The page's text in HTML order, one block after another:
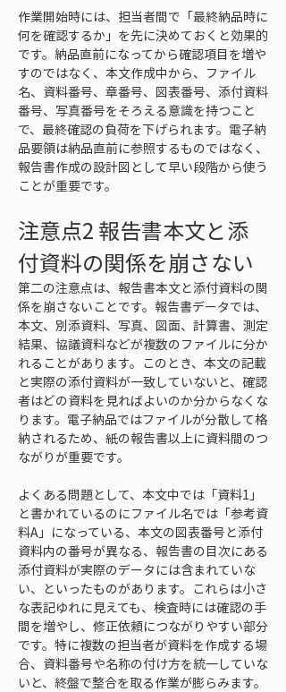
作業開始時には、担当者間で「最終納品時に
何を確認するか」を先に決めておくと効果的
です。納品直前になってから確認項目を増や
すのではなく、本文作成中から、ファイル
名、資料番号、章番号、図表番号、添付資料
番号、写真番号をそろえる意識を持つこと
で、最終確認の負荷を下げられます。電子納
品要領は納品直前に参照するものではなく、
報告書作成の設計図として早い段階から使う
ことが重要です。
注意点2 報告書本文と添
付資料の関係を崩さない
第二の注意点は、報告書本文と添付資料の関
係を崩さないことです。報告書データでは、
本文、別添資料、写真、図面、計算書、測定
結果、協議資料などが複数のファイルに分か
れることがあります。このとき、本文の記載
と実際の添付資料が一致していないと、確認
者はどの資料を見ればよいのか分からなくな
ります。電子納品ではファイルが分散して格
納されるため、紙の報告書以上に資料間のつ
ながりが重要です。
よくある問題として、本文中では「資料1」
と書かれているのにファイル名では「参考資
料A」になっている、本文の図表番号と添付
資料内の番号が異なる、報告書の目次にある
添付資料が実際のデータには含まれていな
い、といったものがあります。これらは小さ
な表記ゆれに見えても、検査時には確認の手
間を増やし、修正依頼につながりやすい部分
です。特に複数の担当者が資料を作成する場
合、資料番号や名称の付け方を統一していな
いと、終盤で整合を取る作業が膨らみます。